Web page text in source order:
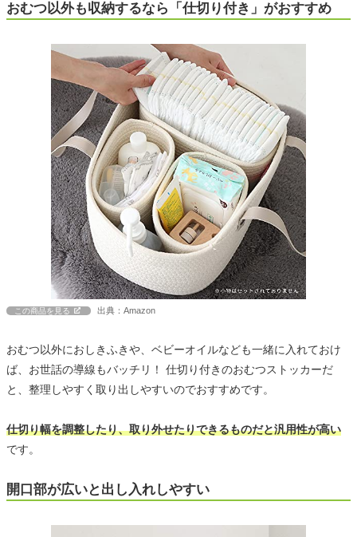
おむつ以外も収納するなら「仕切り付き」がおすすめ
この商品を見る 出典：Amazon
おむつ以外におしきふきや、ベビーオイルなども一緒に入れておけ
ば、お世話の導線もバッチリ！ 仕切り付きのおむつストッカーだ
と、整理しやすく取り出しやすいのでおすすめです。
仕切り幅を調整したり、取り外せたりできるものだと汎用性が高い
です。
開口部が広いと出し入れしやすい